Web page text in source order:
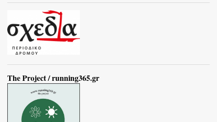
The Project / running365.gr